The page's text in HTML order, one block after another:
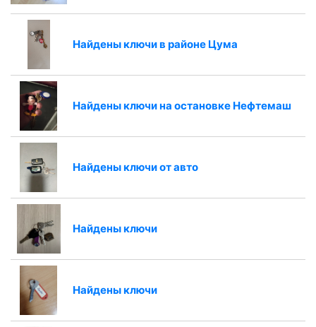
Найдены ключи в районе Цума
Найдены ключи на остановке Нефтемаш
Найдены ключи от авто
Найдены ключи
Найдены ключи